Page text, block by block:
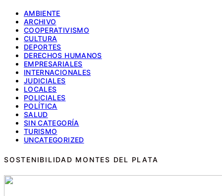
AMBIENTE
ARCHIVO
COOPERATIVISMO
CULTURA
DEPORTES
DERECHOS HUMANOS
EMPRESARIALES
INTERNACIONALES
JUDICIALES
LOCALES
POLICIALES
POLÍTICA
SALUD
SIN CATEGORÍA
TURISMO
UNCATEGORIZED
SOSTENIBILIDAD MONTES DEL PLATA